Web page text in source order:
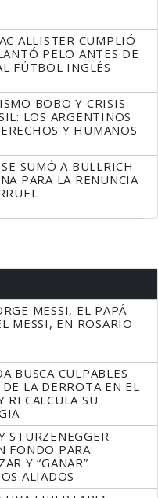
ALLISTER CUMPLIÓ
PELO ANTES DE
FÚTBOL INGLÉS
BOBO Y CRISIS
LOS ARGENTINOS
Y HUMANOS
SUMÓ A BULLRICH
PARA LA RENUNCIA
MESSI, EL PAPÁ
MESSI, EN ROSARIO
BUSCA CULPABLES
DE LA DERROTA EN EL
RECALCULA SU
STURZENEGGER
FONDO PARA
Y “GANAR”
ALIADOS